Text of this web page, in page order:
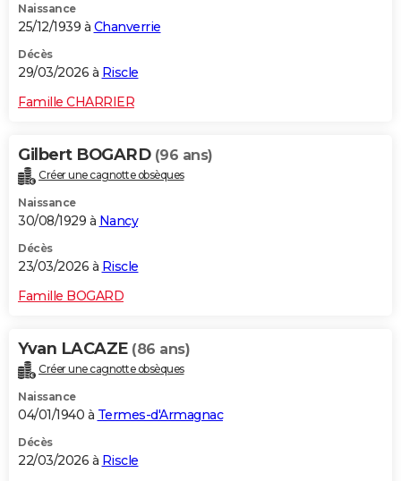
Naissance
25/12/1939 à Chanverrie
Décès
29/03/2026 à Riscle
Famille CHARRIER
Gilbert BOGARD (96 ans)
Créer une cagnotte obsèques
Naissance
30/08/1929 à Nancy
Décès
23/03/2026 à Riscle
Famille BOGARD
Yvan LACAZE (86 ans)
Créer une cagnotte obsèques
Naissance
04/01/1940 à Termes-d'Armagnac
Décès
22/03/2026 à Riscle